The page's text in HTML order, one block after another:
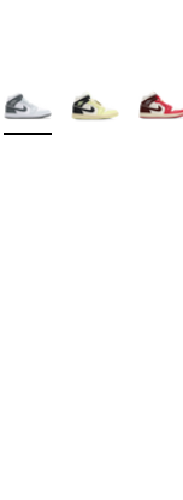
de € 139,99 à
de couleurs